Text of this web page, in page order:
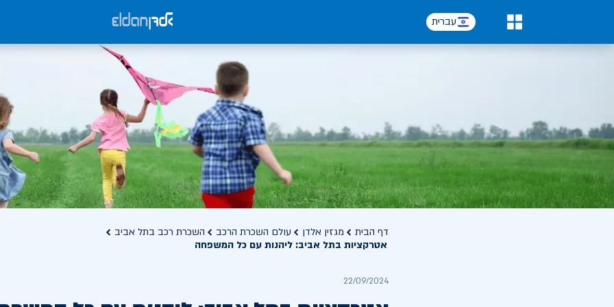
עברית
דף הבית מגזין אלדן עולם השכרת הרכב
השכרת רכב בתל אביב
אטרקציות בתל אביב: ליהנות עם כל המשפחה
22/09/2024